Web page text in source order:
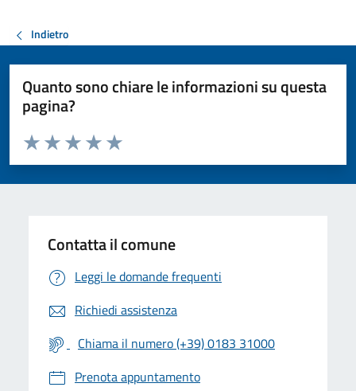
Indietro
Quanto sono chiare le informazioni su questa
pagina?
Valuta da 1 a 5 stelle la pagina
Valuta 5 stelle su 5
Valuta 4 stelle su 5
Valuta 3 stelle su 5
Valuta 2 stelle su 5
Valuta 1 stelle su 5
Contatta il comune
Leggi le domande frequenti
Richiedi assistenza
Chiama il numero (+39) 0183 31000
Prenota appuntamento